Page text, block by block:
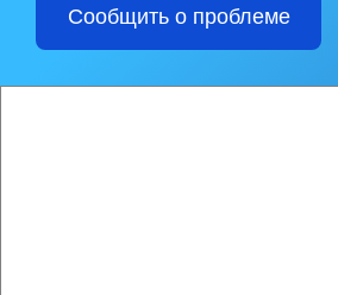
Сообщить о проблеме